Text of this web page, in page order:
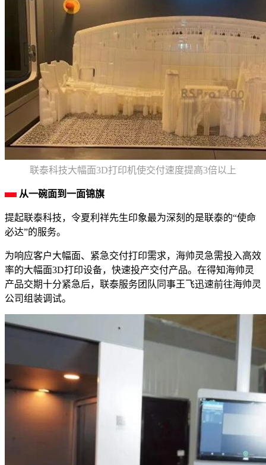
联泰科技大幅面3D打印机使交付速度提高3倍以上
从一碗面到一面锦旗
提起联泰科技，令夏利祥先生印象最为深刻的是联泰的“使命
必达”的服务。
为响应客户大幅面、紧急交付打印需求，海帅灵急需投入高效
率的大幅面3D打印设备，快速投产交付产品。在得知海帅灵
产品交期十分紧急后，联泰服务团队同事王飞迅速前往海帅灵
公司组装调试。